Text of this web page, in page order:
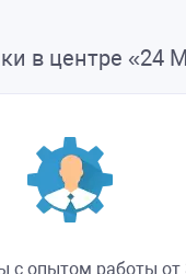
в центре «24
с опытом работы от